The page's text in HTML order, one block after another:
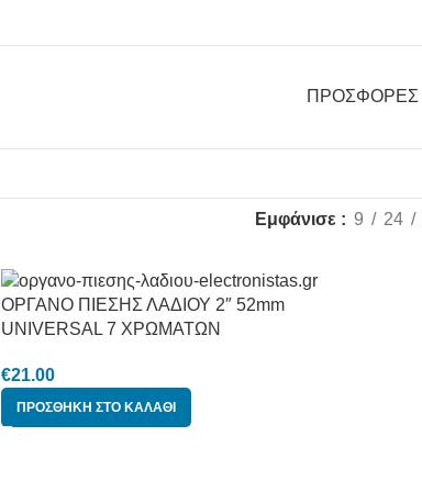
ΠΡΟΣΦΟΡΕΣ
Εμφάνισε 9 24
ΟΡΓΑΝΟ ΠΙΕΣΗΣ ΛΑΔΙΟΥ 2″ 52mm
UNIVERSAL 7 ΧΡΩΜΑΤΩΝ
€21.00
ΠΡΟΣΘΉΚΗ ΣΤΟ ΚΑΛΆΘΙ